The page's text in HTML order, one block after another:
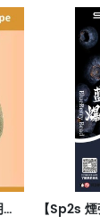
【LANA 】拉娜 1代煙彈 透明煙彈 | RELX 1代電子煙機通用 | 極度薄荷感